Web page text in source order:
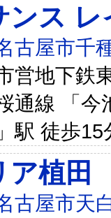
ンス
古屋市千
営地下鉄
通線 「今
駅 徒歩15
ア植田
古屋市天